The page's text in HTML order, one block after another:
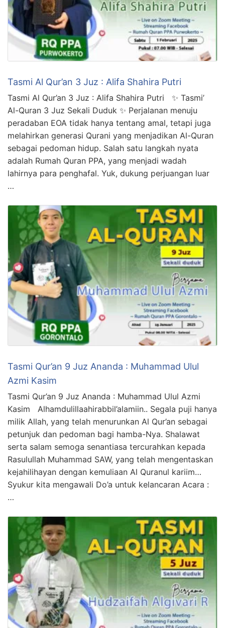
Tasmi Al Qur’an 3 Juz : Alifa Shahira Putri
Tasmi Al Qur’an 3 Juz : Alifa Shahira Putri ✨ Tasmi’
Al-Quran 3 Juz Sekali Duduk ✨ Perjalanan menuju
peradaban EOA tidak hanya tentang amal, tetapi juga
melahirkan generasi Qurani yang menjadikan Al-Quran
sebagai pedoman hidup. Salah satu langkah nyata
adalah Rumah Quran PPA, yang menjadi wadah
lahirnya para penghafal. Yuk, dukung perjuangan luar
…
Tasmi Qur’an 9 Juz Ananda : Muhammad Ulul
Azmi Kasim
Tasmi Qur’an 9 Juz Ananda : Muhammad Ulul Azmi
Kasim Alhamdulillaahirabbil’alamiin.. Segala puji hanya
milik Allah, yang telah menurunkan Al Qur’an sebagai
petunjuk dan pedoman bagi hamba-Nya. Shalawat
serta salam semoga senantiasa tercurahkan kepada
Rasulullah Muhammad SAW, yang telah mengentaskan
kejahilihayan dengan kemuliaan Al Quranul kariim…
Syukur kita mengawali Do’a untuk kelancaran Acara :
…